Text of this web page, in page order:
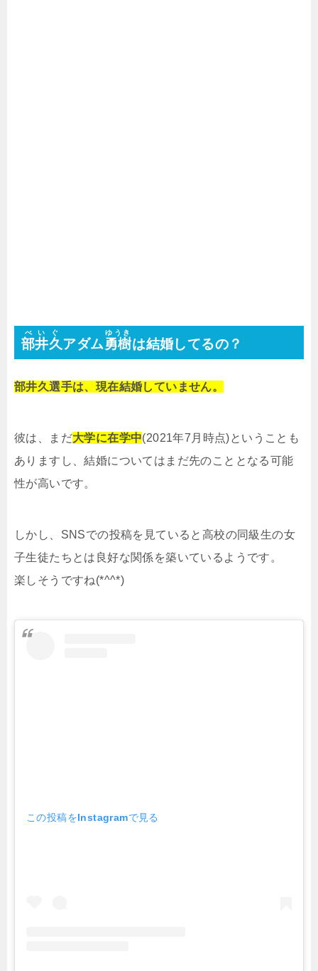
部井久
べいぐ
アダム勇樹
ゆうき
は結婚してるの？
部井久選手は、現在結婚していません。
彼は、まだ大学に在学中(2021年7月時点)ということも
ありますし、結婚についてはまだ先のこととなる可能
性が高いです。
しかし、SNSでの投稿を見ていると高校の同級生の女
子生徒たちとは良好な関係を築いているようです。
楽しそうですね(*^^*)
この投稿をInstagramで見る